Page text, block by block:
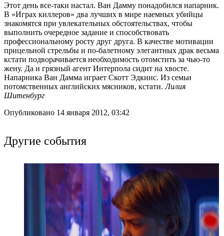
Этот день все-таки настал. Ван Дамму понадобился напарник.
В «Играх киллеров» два лучших в мире наемных убийцы
знакомятся при увлекательных обстоятельствах, чтобы
выполнить очередное задание и способствовать
профессиональному росту друг друга. В качестве мотивации
прицельной стрельбы и по-балетному элегантных драк весьма
кстати подворачивается необходимость отомстить за чью-то
жену. Да и грязный агент Интерпола сидит на хвосте.
Напарника Ван Дамма играет Скотт Эдкинс. Из семьи
потомственных английских мясников, кстати.Лилия
Шитенбург
Опубликовано 14 января 2012, 03:42
Другие события